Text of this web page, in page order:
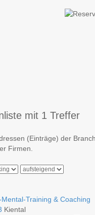
mit 1 Treffer
(Einträge) der
Firmen.
Training & Coaching
Kiental